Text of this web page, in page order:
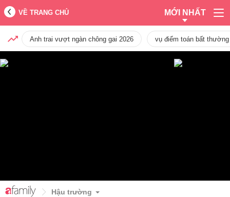
VỀ TRANG CHỦ MỚI NHẤT
Anh trai vượt ngàn chông gai 2026 vụ điểm toán bất
Hậu trường